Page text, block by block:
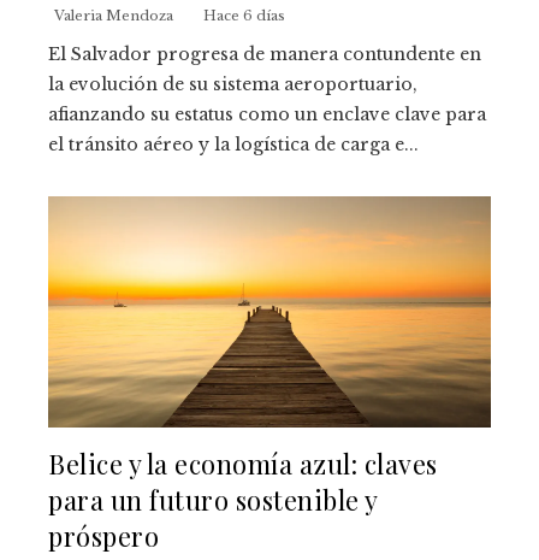
Valeria Mendoza Hace 6 días
El Salvador progresa de manera contundente en
la evolución de su sistema aeroportuario,
afianzando su estatus como un enclave clave para
el tránsito aéreo y la logística de carga e...
Belice y la economía azul: claves
para un futuro sostenible y
próspero